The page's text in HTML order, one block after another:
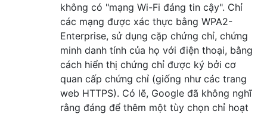
không có "mạng Wi-Fi đáng tin cậy". Chỉ
các mạng được xác thực bằng WPA2-
Enterprise, sử dụng cặp chứng chỉ, chứng
minh danh tính của họ với điện thoại, bằng
cách hiển thị chứng chỉ được ký bởi cơ
quan cấp chứng chỉ (giống như các trang
web HTTPS). Có lẽ, Google đã không nghĩ
rằng đáng để thêm một tùy chọn chỉ hoạt